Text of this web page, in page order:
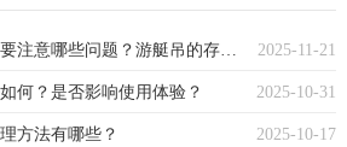
2025-11-21
游艇吊的存放与运输需要注意哪些问题？游艇吊的存放与运输关键要点
2025-10-31
何？是否影响使用体验？
2025-10-17
方法有哪些？